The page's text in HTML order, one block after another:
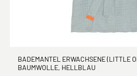
BADEMANTEL ERWACHSENE (LITTLE
BAUMWOLLE, HELLBLAU